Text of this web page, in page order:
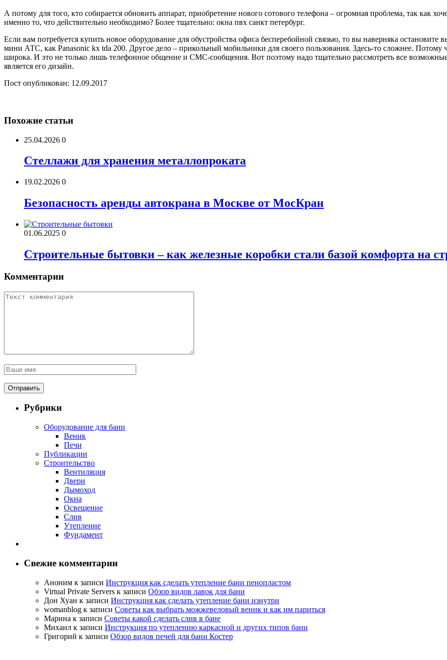
А потому для того, кто собирается обновить аппарат, приобретение нового сотового телефона – огромная проблема, так как
именно то, что действительно необходимо? Более тщательно: окна пвх санкт петербург.
Если вам потребуется купить новое оборудование для обустройства офиса бесперебойной связью, то вы наверняка
мини АТС, как Panasonic kx tda 200. Другое дело – прикольный мобильники для своего пользования. Здесь-то сложнее. Потому
широка. И это не только лишь телефонное общение и СМС-сообщения. Вот поэтому надо тщательно рассмотреть все
является его дизайн.
Пост опубликован: 12.09.2017
Похожие статьи
25.04.2026 0
Стеллажи для хранения металлопроката
19.02.2026 0
Безопасность аренды автокрана в Москве от МосКран
01.06.2025 0
Строительные бытовки – как железные коробки стали базой комфорта на
Комментарии
Рубрики
Оборудование для бани
Веник
Печи
Публикации
Строительство
Вентиляция
Двери
Дымоход
Окна
Освещение
Слив
Утепление
Фундамент
Свежие комментарии
Аноним к записи Инструкция как сделать утепление бани пенопластом
Virtual Private Servers к записи Обзор видов лавок для бани
Дон Хуан к записи Инструкция как сделать утепление бани изнутри
womanblog к записи Советы как выбрать можжевеловый веник и как им париться
Марина к записи Советы какой сделать слив в бане
Михаил к записи Инструкция по утеплению каркасной и других типов бани
Григорий к записи Обзор видов печей для бани Костер